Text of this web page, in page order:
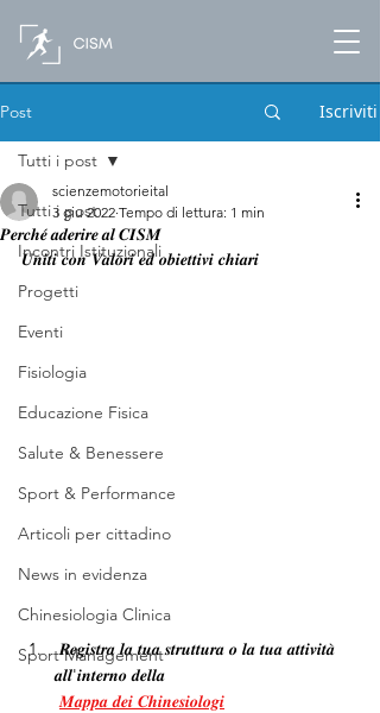
Post Iscriviti
Tutti i post
Incontri Istituzionali
Progetti
Eventi
Fisiologia
Educazione Fisica
Salute & Benessere
Sport & Performance
Articoli per cittadino
News in evidenza
Chinesiologia Clinica
Sport Management
Tutti i post
𝑷𝒆𝒓𝒄𝒉𝒆́ 𝒂𝒅𝒆𝒓𝒊𝒓𝒆 𝒂𝒍 𝑪𝑰𝑺𝑴
scienzemotorieital
3 giu 2022 Tempo di lettura: 1 min
𝑼𝒏𝒊𝒕𝒊 𝒄𝒐𝒏 𝑽𝒂𝒍𝒐𝒓𝒊 𝒆𝒅 𝒐𝒃𝒊𝒆𝒕𝒕𝒊𝒗𝒊 𝒄𝒉𝒊𝒂𝒓𝒊
𝑹𝒆𝒈𝒊𝒔𝒕𝒓𝒂 𝒍𝒂 𝒕𝒖𝒂 𝒔𝒕𝒓𝒖𝒕𝒕𝒖𝒓𝒂 𝒐 𝒍𝒂 𝒕𝒖𝒂 𝒂𝒕𝒕𝒊𝒗𝒊𝒕𝒂̀
𝒂𝒍𝒍'𝒊𝒏𝒕𝒆𝒓𝒏𝒐 𝒅𝒆𝒍𝒍𝒂
𝑴𝒂𝒑𝒑𝒂 𝒅𝒆𝒊 𝑪𝒉𝒊𝒏𝒆𝒔𝒊𝒐𝒍𝒐𝒈𝒊